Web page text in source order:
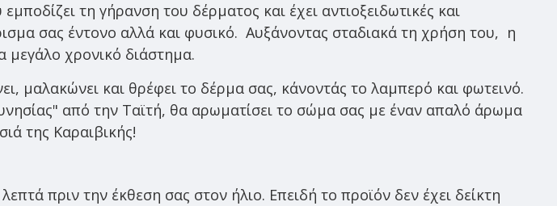
τη γήρανση του δέρματος και έχει αντιοξειδωτικές και
σας έντονο αλλά και φυσικό. Αυξάνοντας σταδιακά τη χρήση του, η
μεγάλο χρονικό διάστημα.
μαλακώνει και θρέφει το δέρμα σας, κάνοντάς το λαμπερό και φωτεινό.
από την Ταϊτή, θα αρωματίσει το σώμα σας με έναν απαλό άρωμα
της Καραιβικής!
πριν την έκθεση σας στον ήλιο. Επειδή το προϊόν δεν έχει δείκτη